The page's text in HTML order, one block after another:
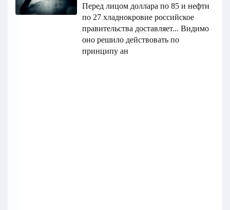
Перед лицом доллара по 85 и нефти
по 27 хладнокровие российское
правительства доставляет... Видимо
оно решило действовать по
принципу ан